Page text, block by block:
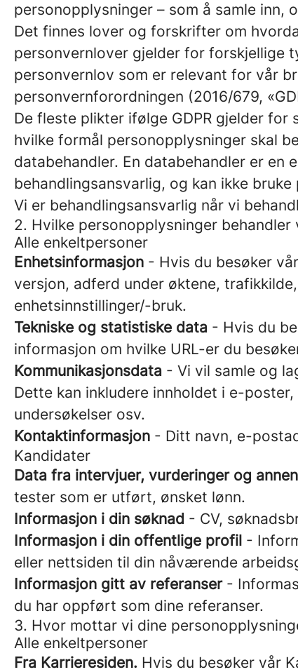
personopplysninger – som å samle inn,
Det finnes lover og forskrifter om
personvernlover gjelder for forskjellige
personvernlov som er relevant for vår
personvernforordningen (2016/679,
De fleste plikter ifølge GDPR gjelder for
hvilke formål personopplysninger skal
databehandler. En databehandler er en
behandlingsansvarlig, og kan ikke
Vi er behandlingsansvarlig når vi
2. Hvilke personopplysninger behandler
Alle enkeltpersoner
Enhetsinformasjon - Hvis du besøker
versjon, adferd under øktene,
enhetsinnstillinger/-bruk.
Tekniske og statistiske data - Hvis du
informasjon om hvilke URL-er du
Kommunikasjonsdata - Vi vil samle og
Dette kan inkludere innholdet i e-
undersøkelser osv.
Kontaktinformasjon - Ditt navn, e-
Kandidater
Data fra intervjuer, vurderinger og
tester som er utført, ønsket lønn.
Informasjon i din søknad - CV,
Informasjon i din offentlige profil -
eller nettsiden til din nåværende
Informasjon gitt av referanser-
du har oppført som dine referanser.
3. Hvor mottar vi dine
Alle enkeltpersoner
Fra Karrieresiden. Hvis du besøker vår